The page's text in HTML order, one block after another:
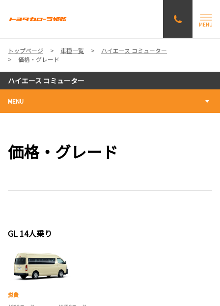
MENU
トップページ 車種一覧
ハイエース コミューター
価格・グレード
ハイエース コミューター
MENU
価格・グレード
GL 14人乗り
燃費